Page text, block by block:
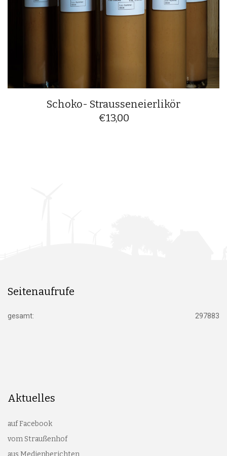
Schoko- Strausseneierlikör
€13,00
Seitenaufrufe
297883
gesamt:
Aktuelles
auf Facebook
vom Straußenhof